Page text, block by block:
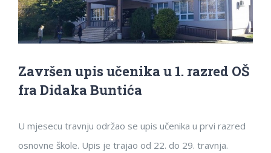
Završen upis učenika u 1. razred OŠ
fra Didaka Buntića
U mjesecu travnju održao se upis učenika u prvi razred
osnovne škole. Upis je trajao od 22. do 29. travnja.